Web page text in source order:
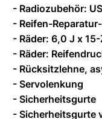
- Radiozubehör:
- Reifen-
- Räder: 6,0 J x
- Räder:
- Rücksitzlehne,
- Servolenkung
- Sicherheitsgurte
- Sicherheitsgurte